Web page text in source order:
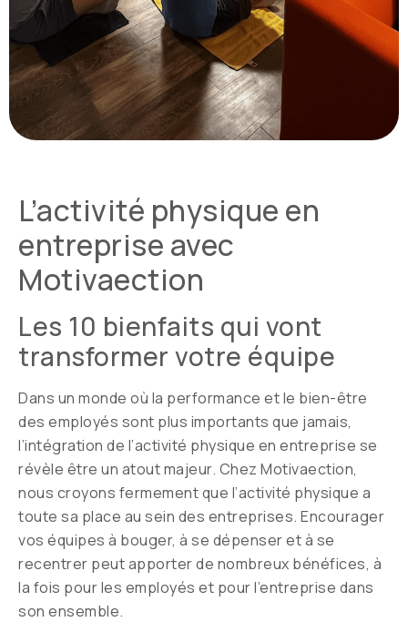
L’activité physique en
entreprise avec
Motivaection
Les 10 bienfaits qui vont
transformer votre équipe
Dans un monde où la performance et le bien-être
des employés sont plus importants que jamais,
l’intégration de l’activité physique en entreprise se
révèle être un atout majeur. Chez Motivaection,
nous croyons fermement que l’activité physique a
toute sa place au sein des entreprises. Encourager
vos équipes à bouger, à se dépenser et à se
recentrer peut apporter de nombreux bénéfices, à
la fois pour les employés et pour l’entreprise dans
son ensemble.